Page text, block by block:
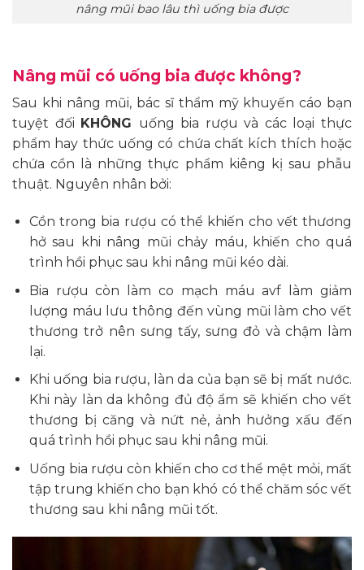
nâng mũi bao lâu thì uống bia được
Nâng mũi có uống bia được không?
Sau khi nâng mũi, bác sĩ thẩm mỹ khuyến cáo bạn
tuyệt đối KHÔNG uống bia rượu và các loại thực
phẩm hay thức uống có chứa chất kích thích hoặc
chứa cồn là những thực phẩm kiêng kị sau phẫu
thuật. Nguyên nhân bởi:
Cồn trong bia rượu có thể khiến cho vết thương
hở sau khi nâng mũi chảy máu, khiến cho quá
trình hồi phục sau khi nâng mũi kéo dài.
Bia rượu còn làm co mạch máu avf làm giảm
lượng máu lưu thông đến vùng mũi làm cho vết
thương trở nên sưng tấy, sưng đỏ và chậm làm
lại.
Khi uống bia rượu, làn da của bạn sẽ bị mất nước.
Khi này làn da không đủ độ ẩm sẽ khiến cho vết
thương bị căng và nứt nẻ, ảnh hưởng xấu đến
quá trình hồi phục sau khi nâng mũi.
Uống bia rượu còn khiến cho cơ thể mệt mỏi, mất
tập trung khiến cho bạn khó có thể chăm sóc vết
thương sau khi nâng mũi tốt.